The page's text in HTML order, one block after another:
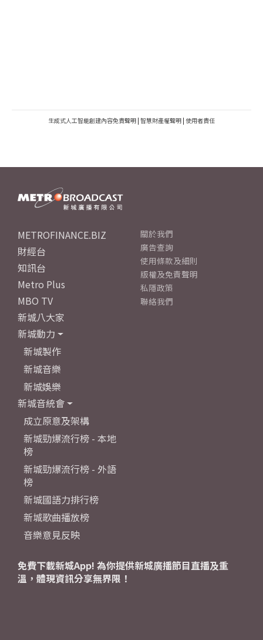
生成式人工智能創建內容免責聲明 | 智慧財產權聲明 | 使用者責任
METROFINANCE.BIZ
財經台
知訊台
Metro Plus
MBO TV
新城八大家
新城動力
新城製作
新城音樂
新城娛樂
新城音統會
成立原意及架構
新城勁爆流行榜 - 本地
榜
新城勁爆流行榜 - 外語
榜
新城國語力排行榜
新城歌曲播放榜
音樂意見反映
關於我們
廣告查詢
使用條款及細則
版權及免責聲明
私隱政策
聯絡我們
免費下載新城App! 為你提供新城廣播節目直播及重
溫，體現資訊分享無界限！